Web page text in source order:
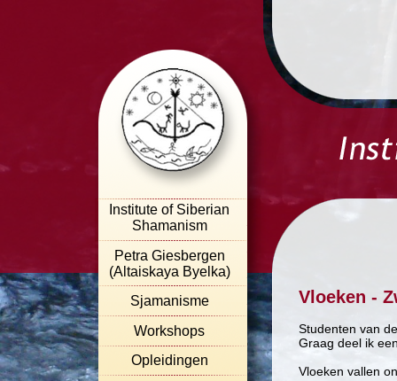
Institute of Siberian
Shamanism
Petra Giesbergen
(Altaiskaya Byelka)
Sjamanisme
Workshops
Opleidingen
Vloeken -
Studenten van
Graag deel ik
Vloeken vallen